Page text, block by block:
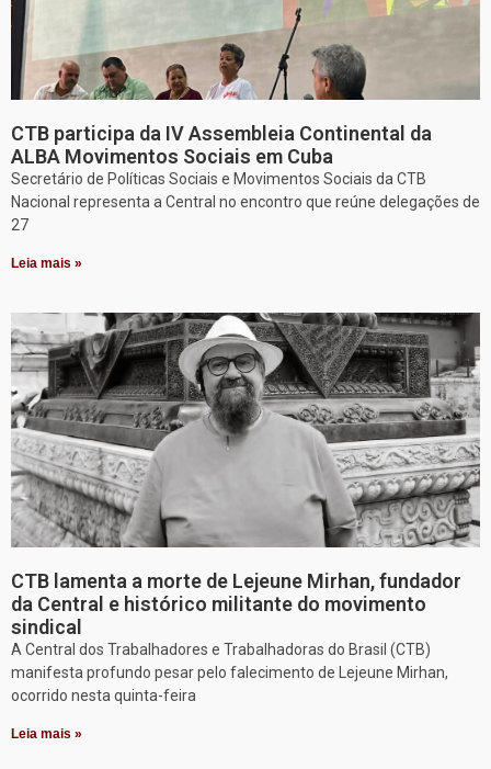
CTB participa da IV Assembleia Continental da
ALBA Movimentos Sociais em Cuba
Secretário de Políticas Sociais e Movimentos Sociais da CTB
Nacional representa a Central no encontro que reúne delegações de
27
Leia mais »
CTB lamenta a morte de Lejeune Mirhan, fundador
da Central e histórico militante do movimento
sindical
A Central dos Trabalhadores e Trabalhadoras do Brasil (CTB)
manifesta profundo pesar pelo falecimento de Lejeune Mirhan,
ocorrido nesta quinta-feira
Leia mais »